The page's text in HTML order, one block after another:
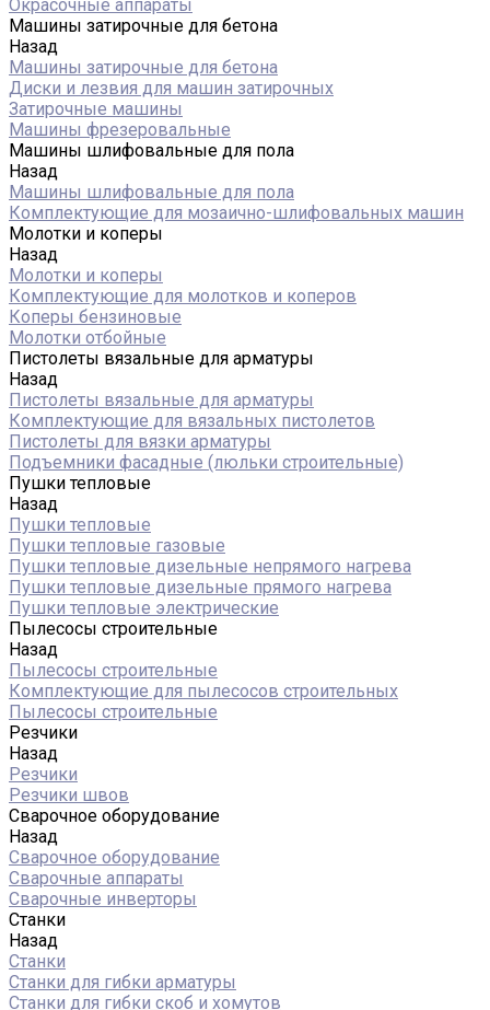
Окрасочные аппараты
Машины затирочные для бетона
Назад
Машины затирочные для бетона
Диски и лезвия для машин затирочных
Затирочные машины
Машины фрезеровальные
Машины шлифовальные для пола
Назад
Машины шлифовальные для пола
Комплектующие для мозаично-шлифовальных машин
Молотки и коперы
Назад
Молотки и коперы
Комплектующие для молотков и коперов
Коперы бензиновые
Молотки отбойные
Пистолеты вязальные для арматуры
Назад
Пистолеты вязальные для арматуры
Комплектующие для вязальных пистолетов
Пистолеты для вязки арматуры
Подъемники фасадные (люльки строительные)
Пушки тепловые
Назад
Пушки тепловые
Пушки тепловые газовые
Пушки тепловые дизельные непрямого нагрева
Пушки тепловые дизельные прямого нагрева
Пушки тепловые электрические
Пылесосы строительные
Назад
Пылесосы строительные
Комплектующие для пылесосов строительных
Пылесосы строительные
Резчики
Назад
Резчики
Резчики швов
Сварочное оборудование
Назад
Сварочное оборудование
Сварочные аппараты
Сварочные инверторы
Станки
Назад
Станки
Станки для гибки арматуры
Станки для гибки скоб и хомутов